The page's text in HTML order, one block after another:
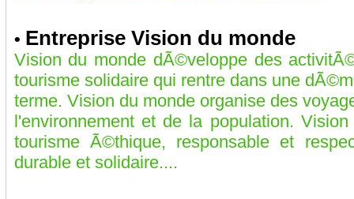
• Entreprise Vision du monde
Vision du monde dÃ©veloppe des
tourisme solidaire qui rentre dans une
terme. Vision du monde organise des
l'environnement et de la population.
tourisme Ã©thique, responsable et
durable et solidaire....